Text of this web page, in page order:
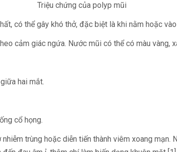
Triệu chứng của polyp mũi
có thể gây khó thở, đặc biệt là khi nằm hoặc
cảm giác ngứa. Nước mũi có thể có màu vàng,
hai mắt.
cổ họng.
trùng hoặc diễn tiến thành viêm xoang mạn.